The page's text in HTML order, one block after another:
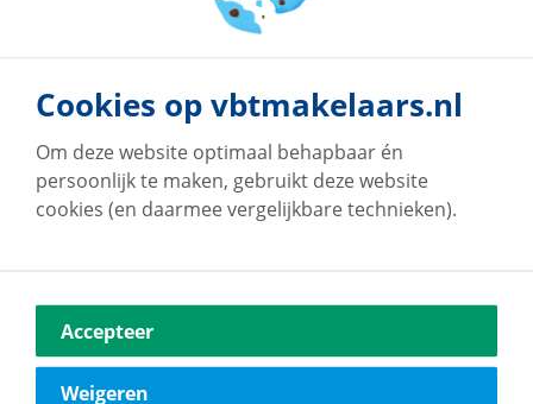
helmond@vbtmakelaars.nl
Naar vestiging
Vestdijk 180
5611 CZ Eindhoven
040-2696949
Cookies op vbtmakelaars.nl
Om deze website optimaal behapbaar én
persoonlijk te maken, gebruikt deze website
cookies (en daarmee vergelijkbare technieken).
Accepteer
Weigeren